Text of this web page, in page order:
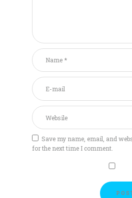
Save my name, email, and
for the next time I comment.